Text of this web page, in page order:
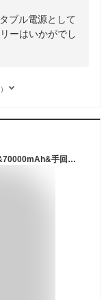
ブル電源として
ーはいかがでし
SAMONIC ソーラーチャージャー 【防災士監修&70000mAh&手回し充電】 大容量 モバイルバッテリー 4way蓄電 6台同時対応 持ち運び便利 ソーラー充電器 LIGHTNING変換アダプタ付き LEDライト/SOS点滅モード IPX7 耐衝撃 iOS/Androidに対応 停電対策 防災用品 地震/災害/戸外/旅行 (ブルー)